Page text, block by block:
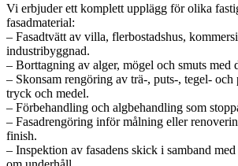
Vi erbjuder ett komplett upplägg för olika
fasadmaterial:
– Fasadtvätt av villa, flerbostadshus,
industribyggnad.
– Borttagning av alger, mögel och smuts med
– Skonsam rengöring av trä-, puts-, tegel- och
tryck och medel.
– Förbehandling och algbehandling som
– Fasadrengöring inför målning eller
finish.
– Inspektion av fasadens skick i samband